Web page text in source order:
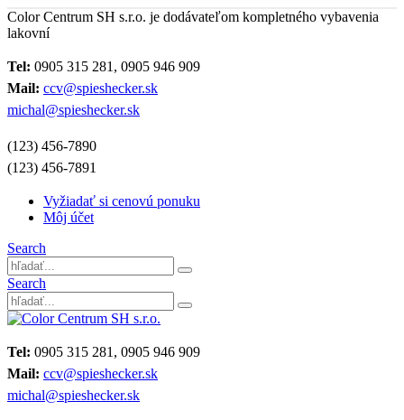
Color Centrum SH s.r.o. je dodávateľom kompletného vybavenia
lakovní
Tel: 0905 315 281, 0905 946 909
Mail: ccv@spieshecker.sk
michal@spieshecker.sk
(123) 456-7890
(123) 456-7891
Vyžiadať si cenovú ponuku
Môj účet
Search
Search
Tel: 0905 315 281, 0905 946 909
Mail: ccv@spieshecker.sk
michal@spieshecker.sk